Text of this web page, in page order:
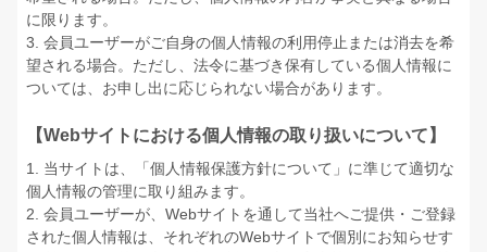
に限ります。
3. 会員ユーザーがご自身の個人情報の利用停止または消去を希
望される場合。ただし、法令に基づき保有している個人情報に
ついては、お申し出に応じられない場合があります。
【Webサイトにおける個人情報の取り扱いについて】
1. 当サイトは、「個人情報保護方針について」に準じて適切な
個人情報の管理に取り組みます。
2. 会員ユーザーが、Webサイトを通して当社へご提供・ご登録
された個人情報は、それぞれのWebサイトで個別にお知らせす